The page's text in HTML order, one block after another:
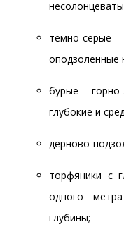
темно-
оподзоленные
бурые
глубокие и
дерново-
торфяники с
одного
глубины;